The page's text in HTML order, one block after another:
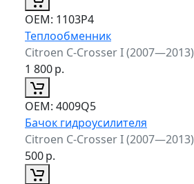
ОЕМ: 1103P4
Теплообменник
Citroen C-Crosser I (2007—2013)
1 800р.
ОЕМ: 4009Q5
Бачок гидроусилителя
Citroen C-Crosser I (2007—2013)
500р.